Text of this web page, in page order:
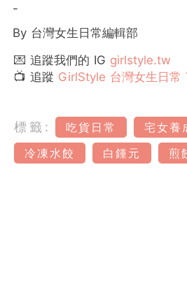
-
By 台灣女生日常編輯部
💌 追蹤我們的 IG girlstyle.tw
📺 追蹤 GirlStyle 台灣女生日常
標籤: 吃貨日常 宅女養
冷凍水餃
白鍾元 煎